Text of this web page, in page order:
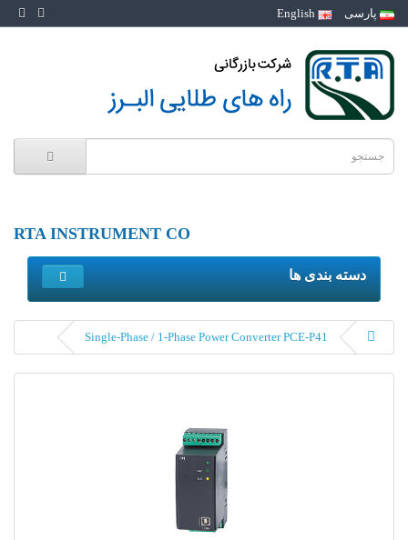
پارسی
RTA INSTRUMENT CO
دسته بندی ها
Single-Phase / 1-Phase Power Converter PCE-P41